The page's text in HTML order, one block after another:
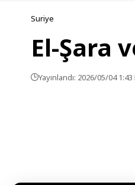
Suriye
El-Şara
Yayınlandı: 2026/05/04 1:43